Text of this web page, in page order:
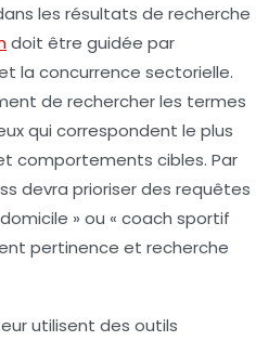
les résultats de recherche
doit être guidée par
la concurrence sectorielle.
de rechercher les termes
qui correspondent le plus
comportements cibles. Par
devra prioriser des requêtes
» ou « coach sportif
pertinence et recherche
utilisent des outils